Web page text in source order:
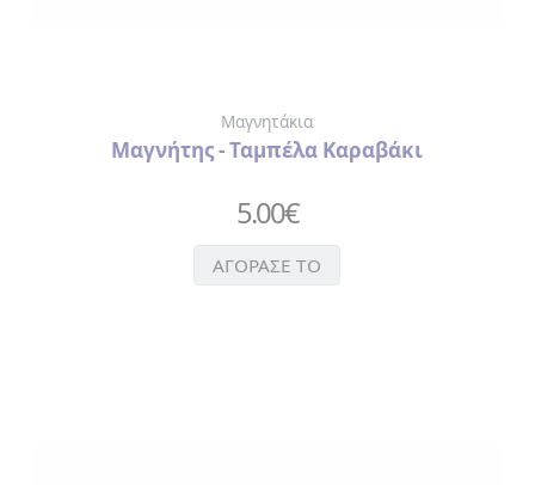
Μαγνητάκια
Μαγνήτης - Ταμπέλα Καραβάκι
5.00€
ΑΓΟΡΑΣΕ ΤΟ